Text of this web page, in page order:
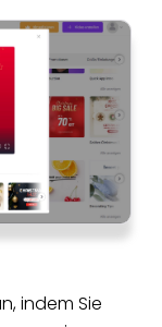
indem Sie